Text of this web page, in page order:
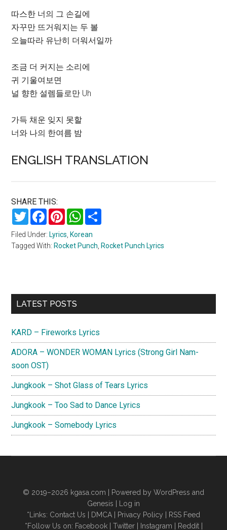
따스한 너의 그 손길에
자꾸만 뜨거워지는 두 볼
오늘따라 유난히 더워서일까
조금 더 커지는 소리에
귀 기울여보면
널 향한 설렘들로만 Uh
가득 채운 잊지 못할
너와 나의 한여름 밤
ENGLISH TRANSLATION
SHARE THIS:
TwitterFacebookPinterestWhatsApp
Filed Under: Lyrics Korean
Tagged With: Rocket Punch Rocket Punch Lyrics
Primary
LATEST POSTS
KARD – Fireworks Lyrics
ADORA – WONDER WOMAN Lyrics (Strong Girl Nam-
soon OST)
Jungkook – Shot Glass of Tears Lyrics
Jungkook – Too Sad to Dance Lyrics
Jungkook – Somebody Lyrics
© 2019–2026 kgasa.com | Powered by WordPress and
Genesis |
Log in
*Links: Contact Us DMCA Privacy Policy
RSS Feed
*Follow Us on: Facebook| Twitter| Instagram Reddit|